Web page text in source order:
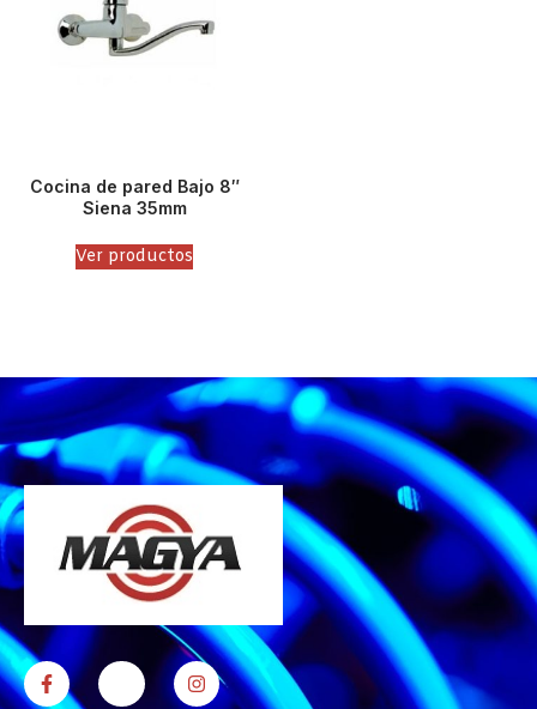
Cocina de pared Bajo 8″
Siena 35mm
Ver productos